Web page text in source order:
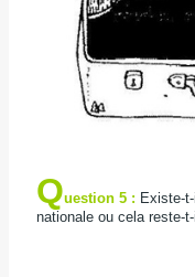
Question 5 : Existe-
nationale ou cela reste-